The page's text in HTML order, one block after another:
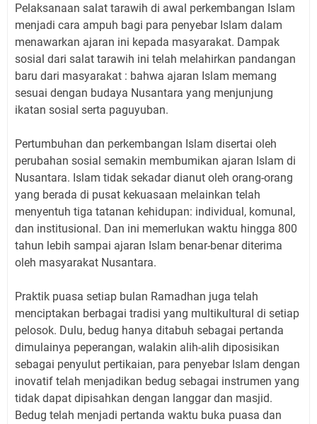
Pelaksanaan salat tarawih di awal perkembangan Islam
menjadi cara ampuh bagi para penyebar Islam dalam
menawarkan ajaran ini kepada masyarakat. Dampak
sosial dari salat tarawih ini telah melahirkan pandangan
baru dari masyarakat : bahwa ajaran Islam memang
sesuai dengan budaya Nusantara yang menjunjung
ikatan sosial serta paguyuban.
Pertumbuhan dan perkembangan Islam disertai oleh
perubahan sosial semakin membumikan ajaran Islam di
Nusantara. Islam tidak sekadar dianut oleh orang-orang
yang berada di pusat kekuasaan melainkan telah
menyentuh tiga tatanan kehidupan: individual, komunal,
dan institusional. Dan ini memerlukan waktu hingga 800
tahun lebih sampai ajaran Islam benar-benar diterima
oleh masyarakat Nusantara.
Praktik puasa setiap bulan Ramadhan juga telah
menciptakan berbagai tradisi yang multikultural di setiap
pelosok. Dulu, bedug hanya ditabuh sebagai pertanda
dimulainya peperangan, walakin alih-alih diposisikan
sebagai penyulut pertikaian, para penyebar Islam dengan
inovatif telah menjadikan bedug sebagai instrumen yang
tidak dapat dipisahkan dengan langgar dan masjid.
Bedug telah menjadi pertanda waktu buka puasa dan